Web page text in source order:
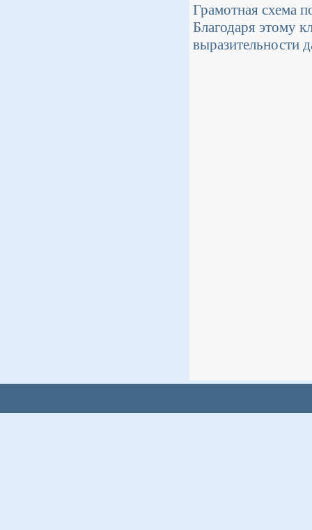
Грамотная схема
Благодаря этому
выразительности